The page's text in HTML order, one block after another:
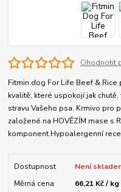
Ohodnotit
Fitmin dog For Life Beef &
kvalitě, které uspokojí jak
stravu Vašeho psa. Krmivo pro
založené na HOVĚZÍM mase s
komponent.Hypoalergenní
Dostupnost
Není
Měrná cena
66,21 Kč / kg